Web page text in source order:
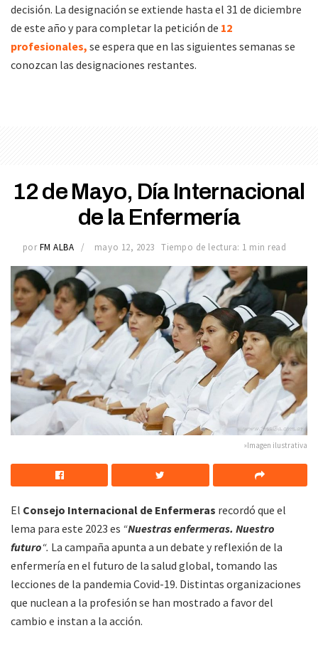
decisión. La designación se extiende hasta el 31 de diciembre
de este año y para completar la petición de 12
profesionales, se espera que en las siguientes semanas se
conozcan las designaciones restantes.
12 de Mayo, Día Internacional
de la Enfermería
por FM ALBA mayo 12, 2023 Tiempo de lectura: 1 min read
»Imagen ilustrativa
El Consejo Internacional de Enfermeras recordó que el
lema para este 2023 es “Nuestras enfermeras. Nuestro
futuro“. La campaña apunta a un debate y reflexión de la
enfermería en el futuro de la salud global, tomando las
lecciones de la pandemia Covid-19. Distintas organizaciones
que nuclean a la profesión se han mostrado a favor del
cambio e instan a la acción.